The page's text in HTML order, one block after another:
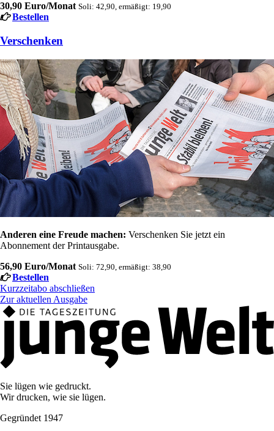
30,90 Euro/Monat Soli: 42,90, ermäßigt: 19,90
Bestellen
Verschenken
Anderen eine Freude machen: Verschenken Sie jetzt ein
Abonnement der Printausgabe.
56,90 Euro/Monat Soli: 72,90, ermäßigt: 38,90
Bestellen
Kurzzeitabo abschließen
Zur aktuellen Ausgabe
Sie lügen wie gedruckt.
Wir drucken, wie sie lügen.
Gegründet 1947